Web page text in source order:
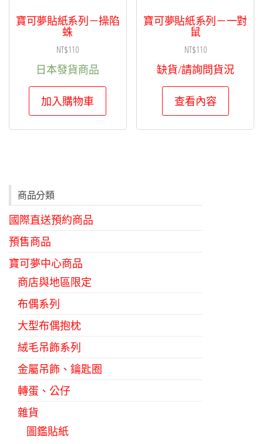
寶可夢貼紙系列－操陷
蛛
NT$110
日本發貨商品
加入購物車
寶可夢貼紙系列－一對
鼠
NT$110
缺貨/請詢問貨況
查看內容
商品分類
國際直送預約商品
預售商品
寶可夢中心商品
商店與地區限定
布偶系列
大型布偶抱枕
絨毛吊飾系列
金屬吊飾、鑰匙圈
轉蛋、公仔
雜貨
圖鑑貼紙